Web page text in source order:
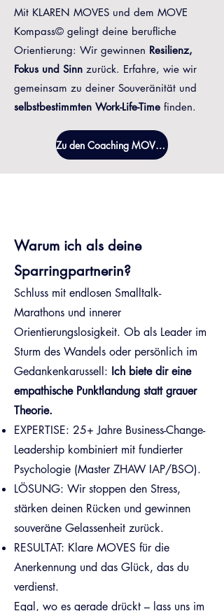
Mit KLAREN MOVES und dem MOVE
Kompass© gelingt deine berufliche
Orientierung: Wir gewinnen Resilienz,
Fokus und Sinn zurück. Erfahre, wie wir
gemeinsam zu deiner Souveränität und
selbstbestimmten Work-Life-Time finden.
Zu den Coaching MOVES.
Warum ich als deine
Sparringpartnerin?
Schluss mit endlosen Smalltalk-
Marathons und innerer
Orientierungslosigkeit. Ob als Leader im
Sturm des Wandels oder persönlich im
Gedankenkarussell: Ich biete dir eine
empathische Punktlandung statt grauer
Theorie.
EXPERTISE: 25+ Jahre Business-Change-
Leadership kombiniert mit fundierter
Psychologie (Master ZHAW IAP/BSO).
LÖSUNG: Wir stoppen den Stress,
stärken deinen Rücken und gewinnen
souveräne Gelassenheit zurück.
RESULTAT: Klare MOVES für die
Anerkennung und das Glück, das du
verdienst.
Egal, wo es gerade drückt – lass uns im